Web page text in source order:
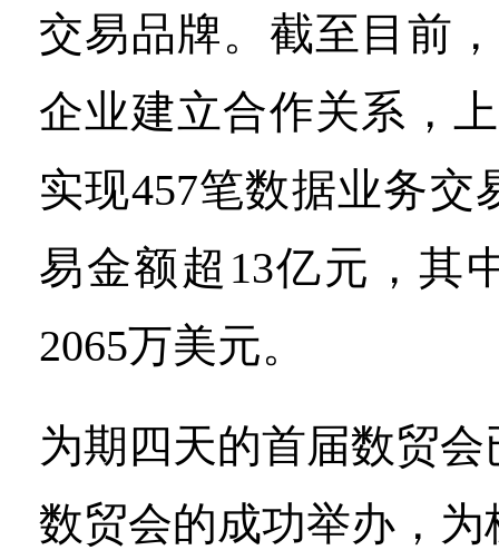
交易品牌。截至目前
企业建立合作关系，
实现457笔数据业务交
易金额超13亿元，其
2065万美元。
为期四天的首届数贸
数贸会的成功举办，